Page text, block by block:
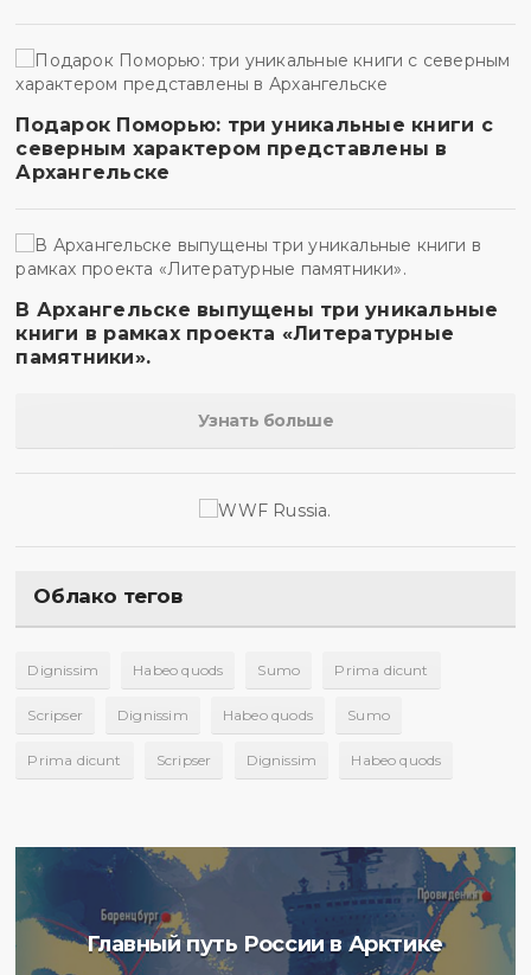
Подарок Поморью: три уникальные книги с
северным характером представлены в
Архангельске
В Архангельске выпущены три уникальные
книги в рамках проекта «Литературные
памятники».
Узнать больше
Облако тегов
Dignissim Habeo quods Sumo Prima dicunt
Scripser Dignissim Habeo quods Sumo
Prima dicunt Scripser Dignissim Habeo quods
Главный путь России в Арктике